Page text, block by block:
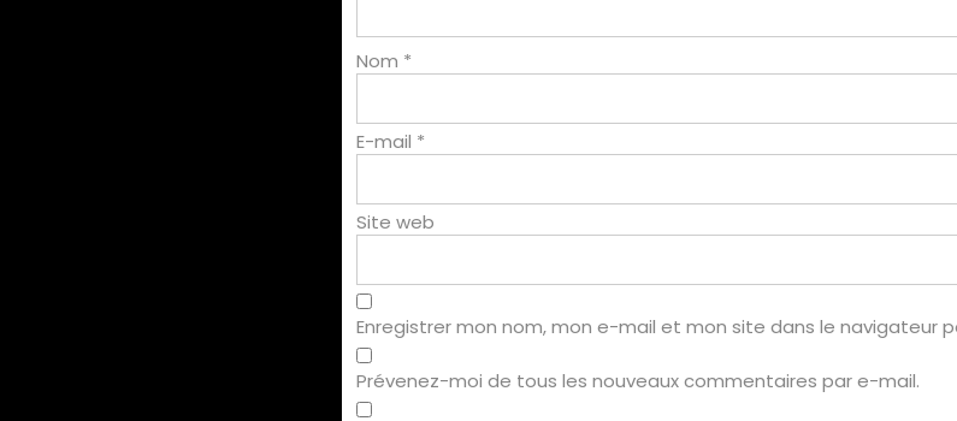
Nom *
E-mail *
Site web
Enregistrer mon nom, mon e-mail et mon site dans le navigateur
Prévenez-moi de tous les nouveaux commentaires par e-mail.